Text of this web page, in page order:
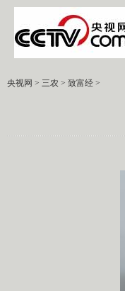
央视网 > 三农 > 致富经 >